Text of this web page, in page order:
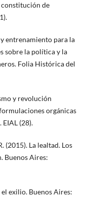
de
entrenamiento para la
sobre la política y la
Folia Histórica del
y revolución
orgánicas
(28).
(2015). La lealtad. Los
Buenos Aires:
exilio. Buenos Aires: